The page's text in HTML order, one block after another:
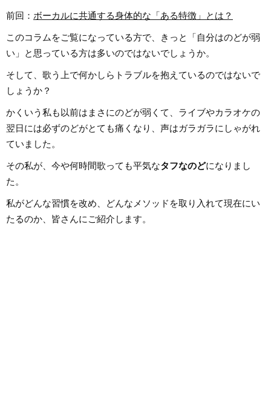
ィングやバンドリハーサルに対応した15畳のプライベートスタジオを
構える。職業はボイストレーナー他に、新聞や広報紙などの取材記者
する、7歳の娘と4歳の息子の母。 ■体が目覚めるボイストレーニング
Webサイト http://omezame.jimdo.com ■かねあいよよか Webサイト
http://kaneai.jimdo.com
前回： ボーカルに共通する身体的な「ある特徴」とは？
このコラムをご覧になっている方で、きっと「自分はのどが弱
い」と思っている方は多いのではないでしょうか。
そして、歌う上で何かしらトラブルを抱えているのではないで
しょうか？
かくいう私も以前はまさにのどが弱くて、ライブやカラオケの
翌日には必ずのどがとても痛くなり、声はガラガラにしゃがれ
ていました。
その私が、今や何時間歌っても平気なタフなのどになりまし
た。
私がどんな習慣を改め、どんなメソッドを取り入れて現在にい
たるのか、皆さんにご紹介します。